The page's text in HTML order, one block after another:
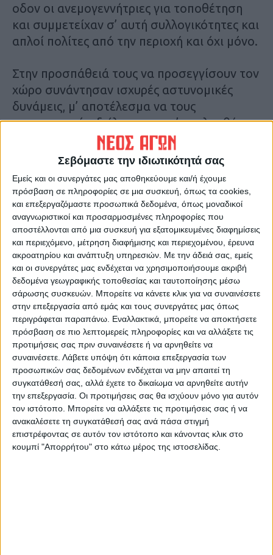
Σεβόμαστε την ιδιωτικότητά σας
Εμείς και οι συνεργάτες μας αποθηκεύουμε και/ή έχουμε
πρόσβαση σε πληροφορίες σε μια συσκευή, όπως τα cookies,
και επεξεργαζόμαστε προσωπικά δεδομένα, όπως μοναδικοί
αναγνωριστικοί και προσαρμοσμένες πληροφορίες που
αποστέλλονται από μια συσκευή για εξατομικευμένες διαφημίσεις
και περιεχόμενο, μέτρηση διαφήμισης και περιεχομένου, έρευνα
ακροατηρίου και ανάπτυξη υπηρεσιών. Με την άδειά σας, εμείς
και οι συνεργάτες μας ενδέχεται να χρησιμοποιήσουμε ακριβή
δεδομένα γεωγραφικής τοποθεσίας και ταυτοποίησης μέσω
σάρωσης συσκευών. Μπορείτε να κάνετε κλικ για να συναινέσετε
στην επεξεργασία από εμάς και τους συνεργάτες μας όπως
περιγράφεται παραπάνω. Εναλλακτικά, μπορείτε να αποκτήσετε
πρόσβαση σε πιο λεπτομερείς πληροφορίες και να αλλάξετε τις
προτιμήσεις σας πριν συναινέσετε ή να αρνηθείτε να
συναινέσετε. Λάβετε υπόψη ότι κάποια επεξεργασία των
προσωπικών σας δεδομένων ενδέχεται να μην απαιτεί τη
συγκατάθεσή σας, αλλά έχετε το δικαίωμα να αρνηθείτε αυτήν
την επεξεργασία. Οι προτιμήσεις σας θα ισχύουν μόνο για αυτόν
τον ιστότοπο. Μπορείτε να αλλάξετε τις προτιμήσεις σας ή να
ανακαλέσετε τη συγκατάθεσή σας ανά πάσα στιγμή
επιστρέφοντας σε αυτόν τον ιστότοπο και κάνοντας κλικ στο
κουμπί "Απορρήτου" στο κάτω μέρος της ιστοσελίδας.
οδον οι ανεμογεννήτριες για τοποθέτηση
και συμμετείχαν σ’ αυτή συλλογικότητες και
απλοί πολίτες από την περιοχή και όχι μόνο.
Στην προσπάθειά τους να προσεγγίσουν τον
χώρο συνάντησαν ισχυρές αστυνομικές
δυνάμεις, μ’ αποτέλεσμα να τους
απαγορευτεί η διέλευση και ν’ ακολουθήσει
ένταση και έξι προσαγωγές!
Εν συνεχεία έγινε κινητοποίηση και
διαμαρτυρία έξω από το το κτίριο της
αστυνομίας με τον κόσμο να ζητά την
απελευθέρωση των διαδηλωτών.
Οι τέσσερις από τους έξι προσαχθέντες
αφέθηκαν ελεύθεροι, ενώ οι δύο
συνελήφθησαν, κρατούνται και θα
οδηγηθούν στον εισαγγελέα αύριο το πρωί.
Αναλυτικό ρεπορτάζ στην έντυπη έκδοση
του “ΝΕΟΥ ΑΓΩΝΑ”.
Τελευταίες Ειδήσεις Σήμερα
Ακολούθησε την εφημερίδα ΝΕΟΣ
ΑΓΩΝ στο Google News!